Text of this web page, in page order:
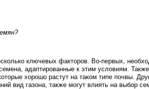
ключевых факторов. Во-первых,
адаптированные к этим условиям.
хорошо растут на таком типе почвы.
вид газона, также могут влиять на выбор